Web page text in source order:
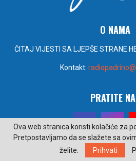
O NAMA
ČITAJ VIJESTI SA LJEPŠE STRANE
Kontakt:
PRATITE
Ova web stranica koristi kolačiće za
Pretpostavljamo da se slažete sa
želite.
Prihvati